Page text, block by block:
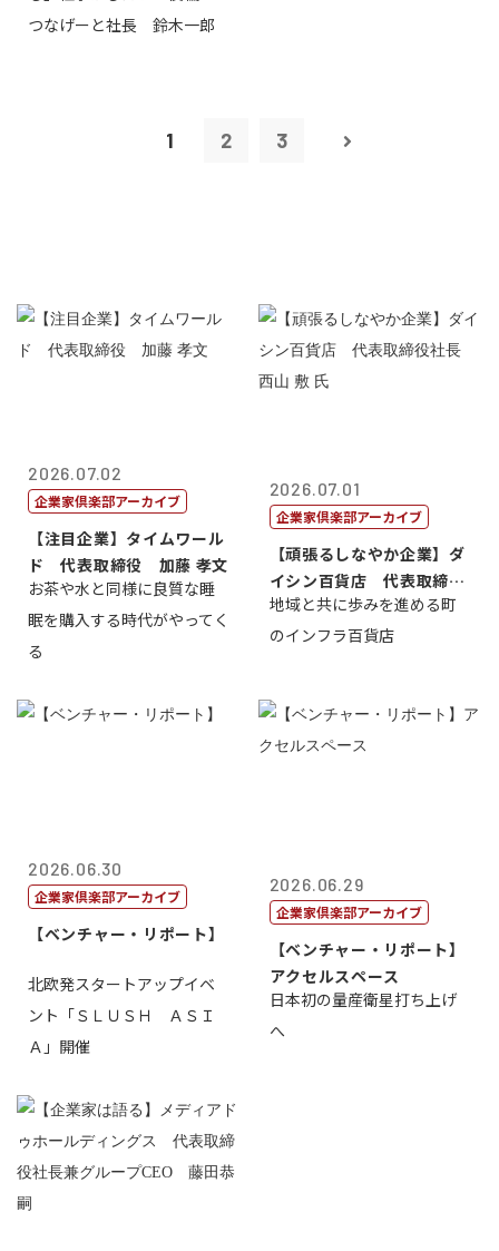
つなげーと社長 鈴木一郎
1 2 3
2026.07.02
企業家倶楽部アーカイブ
【注目企業】タイムワール
ド 代表取締役 加藤 孝文
お茶や水と同様に良質な睡
眠を購入する時代がやってく
る
2026.07.01
企業家倶楽部アーカイブ
【頑張るしなやか企業】ダ
イシン百貨店 代表取締役
社長 西山 ...
地域と共に歩みを進める町
のインフラ百貨店
2026.06.30
企業家倶楽部アーカイブ
【ベンチャー・リポート】
北欧発スタートアップイベ
ント「ＳＬＵＳＨ ＡＳＩ
Ａ」開催
2026.06.29
企業家倶楽部アーカイブ
【ベンチャー・リポート】
アクセルスペース
日本初の量産衛星打ち上げ
へ